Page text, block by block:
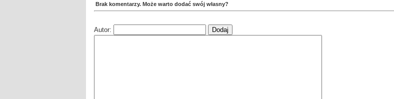
Brak komentarzy. Może warto dodać swój własny?
Autor: